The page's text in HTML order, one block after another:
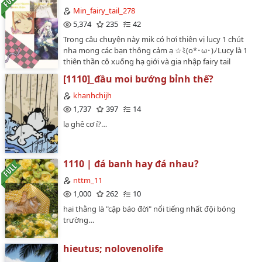
Min_fairy_tail_278
5,374
235
42
Trong câu chuyện này mik có hơi thiên vị lucy 1 chút
nha mong các bạn thông cảm ạ ☆ﾐ(o*･ω･)ﾉLucy là 1
thiên thần cô xuống hạ giới và gia nhập fairy tail
nhưng chỉ vì bị vu oan nên cô đã bị Natsu đánh và chửi
rủa khinh bỉ cô cả hội chẳng ai tin cô chỉ có : Erza ,
wendy, levy , lisanna, mira , carla, happy, lily , Gray ,
laxus, Gajeel , mavis , và hội trưởng..... Sau khi rời hội cô
tail.... Fairy tail dần dần cx bị bàn tán người dân xôn
thông qua Sabertooth và cx dần dần cắt đứt mối quan
hệ giữa hội với fairy tail và cx thân với Sabertooth hơn
.....…
[1110]_đầu moi bướng bỉnh thế?
khanhchijh
1,737
397
14
lạ ghê cơ í?…
1110 | đá banh hay đá nhau?
nttm_11
1,000
262
10
hai thằng là "cặp báo đời" nổi tiếng nhất đội bóng
trường…
hieutus; nolovenolife